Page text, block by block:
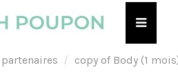
copy of Body (1